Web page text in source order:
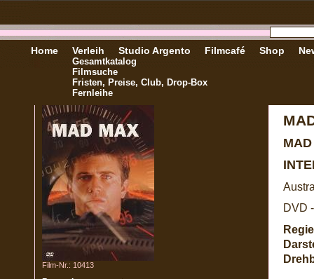
Home Verleih
Gesamtkatalog
Filmsuche
Fristen, Preise, Club, Drop-Box
Fernleihe
Studio Argento Filmcafé Shop
Film-Nr.: 10413
DVD